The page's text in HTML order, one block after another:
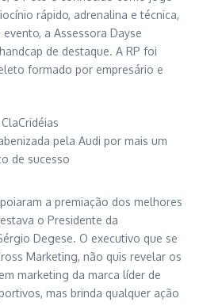
rápido, adrenalina e técnica,
a Assessora Dayse
de destaque. A RP foi
formado por empresário e
pela Audi por mais um
de sucesso
a premiação dos melhores
o Presidente da
Degese. O executivo que se
Marketing, não quis revelar os
marketing da marca líder de
mas brinda qualquer ação